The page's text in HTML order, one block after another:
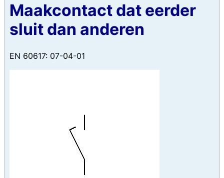
Maakcontact dat eerder
sluit dan anderen
EN 60617: 07-04-01